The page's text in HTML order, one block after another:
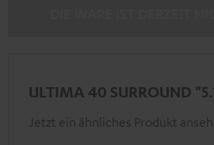
ULTIMA 40 SURROUND
Jetzt ein ähnliches Produkt